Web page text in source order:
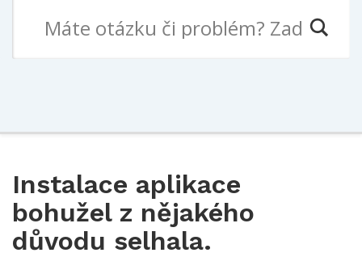
Instalace aplikace
bohužel z nějakého
důvodu selhala.